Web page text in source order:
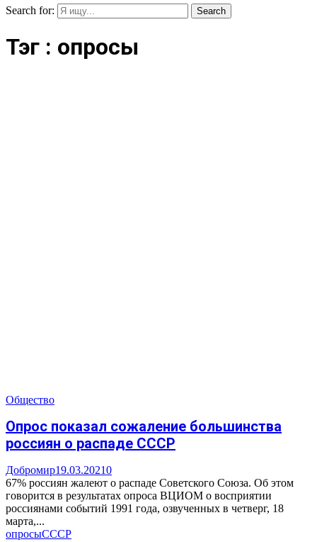
Search for: Search
Тэг : опросы
Общество
Опрос показал сожаление большинства
россиян о распаде СССР
Добромир19.03.20210
67% россиян жалеют о распаде Советского Союза. Об этом
говорится в результатах опроса ВЦИОМ о восприятии
россиянами событий 1991 года, озвученных в четверг, 18
марта,...
опросыСССР